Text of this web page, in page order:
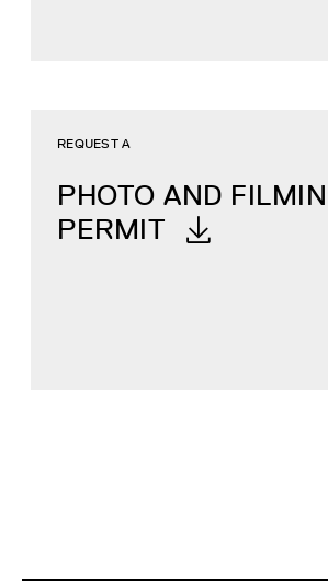
PHOTO AND
PERMIT
REQUEST A